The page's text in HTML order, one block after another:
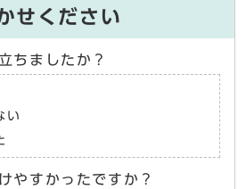
せください
ちましたか？
い
やすかったですか？